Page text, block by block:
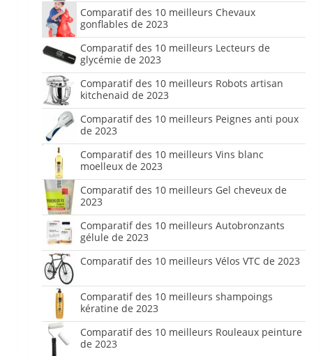
Comparatif des 10 meilleurs Chevaux
gonflables de 2023
Comparatif des 10 meilleurs Lecteurs de
glycémie de 2023
Comparatif des 10 meilleurs Robots artisan
kitchenaid de 2023
Comparatif des 10 meilleurs Peignes anti poux
de 2023
Comparatif des 10 meilleurs Vins blanc
moelleux de 2023
Comparatif des 10 meilleurs Gel cheveux de
2023
Comparatif des 10 meilleurs Autobronzants
gélule de 2023
Comparatif des 10 meilleurs Vélos VTC de 2023
Comparatif des 10 meilleurs shampoings
kératine de 2023
Comparatif des 10 meilleurs Rouleaux peinture
de 2023